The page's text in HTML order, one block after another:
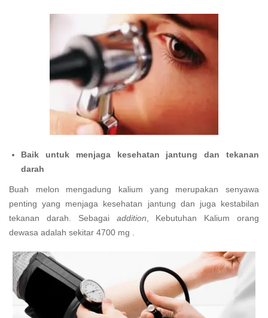
Baik untuk menjaga kesehatan jantung dan tekanan
darah
Buah melon mengadung kalium yang merupakan senyawa
penting yang menjaga kesehatan jantung dan juga kestabilan
tekanan darah. Sebagai addition , Kebutuhan Kalium orang
dewasa adalah sekitar 4700 mg .